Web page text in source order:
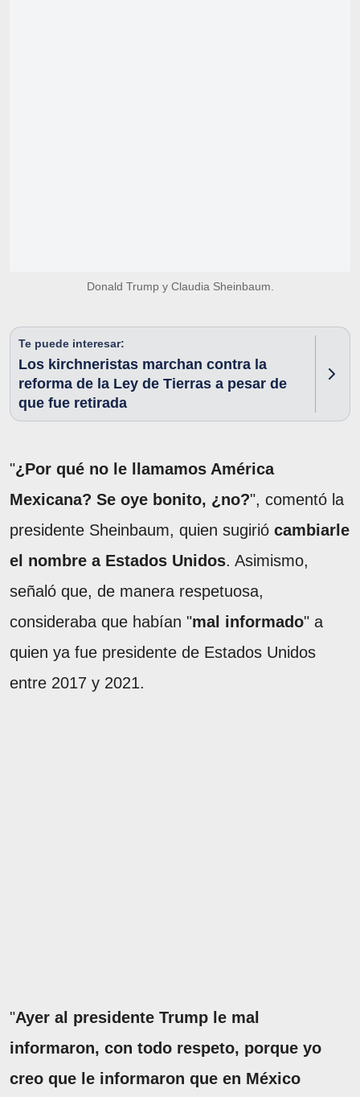
Donald Trump y Claudia Sheinbaum.
Te puede interesar:
Los kirchneristas marchan contra la
reforma de la Ley de Tierras a pesar de
que fue retirada
"¿Por qué no le llamamos América
Mexicana? Se oye bonito, ¿no?", comentó la
presidente Sheinbaum, quien sugirió cambiarle
el nombre a Estados Unidos. Asimismo,
señaló que, de manera respetuosa,
consideraba que habían "mal informado" a
quien ya fue presidente de Estados Unidos
entre 2017 y 2021.
"Ayer al presidente Trump le mal
informaron, con todo respeto, porque yo
creo que le informaron que en México